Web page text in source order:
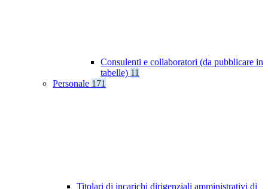
Consulenti e collaboratori (da pubblicare in
tabelle) 11
Personale 171
Titolari di incarichi dirigenziali amministrativi di